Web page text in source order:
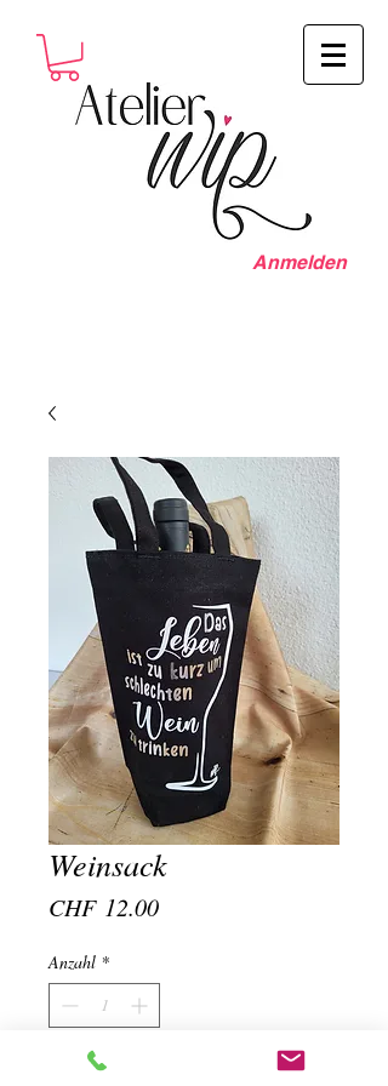
Anmelden
Weinsack
CHF 12.00Preis
Anzahl *